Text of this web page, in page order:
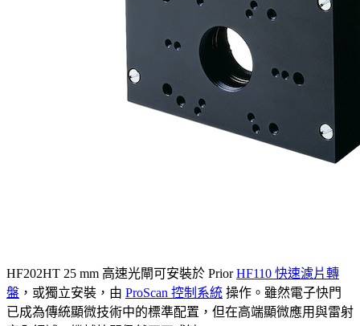
HF202HT 25 mm 高速光閘可安裝於 PriorHF110 快速濾片轉
盤 ，或獨立安裝，由 ProScan 控制系統 操作。雖然電子快門
已成為傳統顯微技術中的標準配置，但在高端顯微應用與雷射